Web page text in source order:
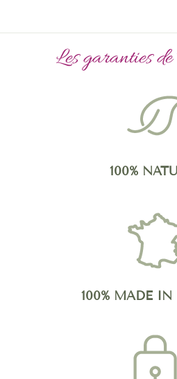
Les garanties
100%
100% MADE IN